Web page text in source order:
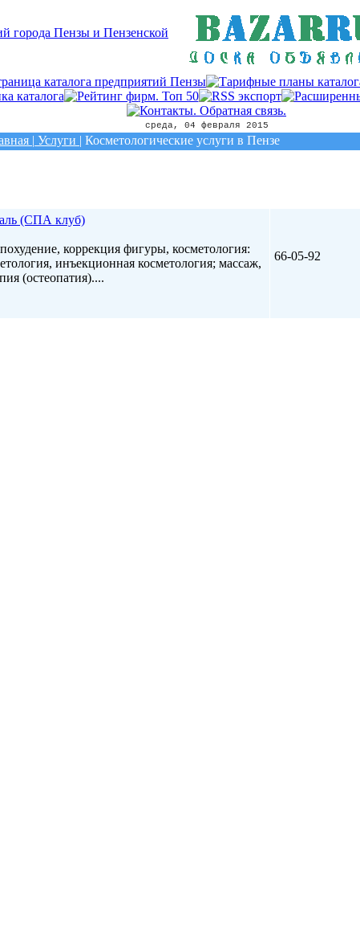
среда, 04 февраля 2015
| Услуги | Косметологические услуги в Пензе
(СПА клуб)
коррекция фигуры, косметология:
инъекционная косметология; массаж,
(остеопатия)....
66-05-92